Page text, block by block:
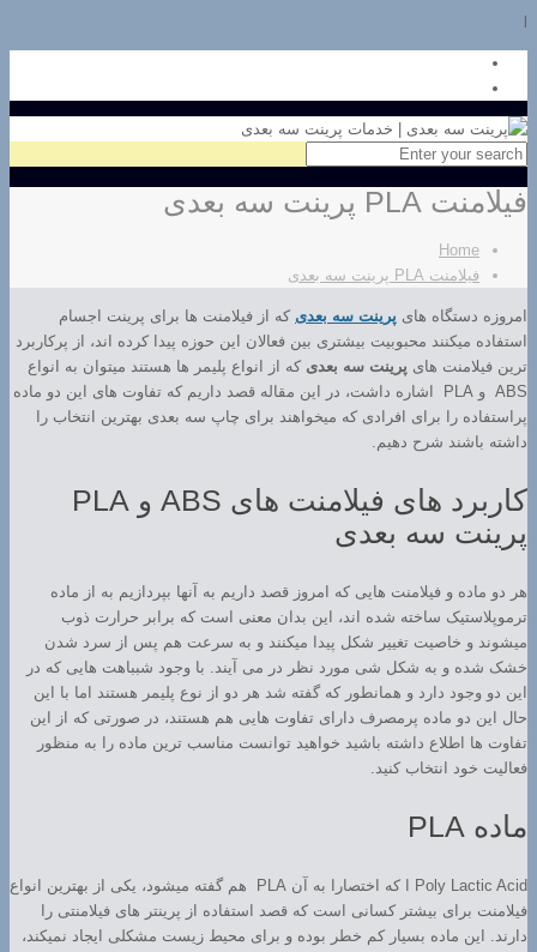
فیلامنت PLA پرینت سه بعدی
Home
فیلامنت PLA پرینت سه بعدی
امروزه دستگاه های پرینت سه بعدی که از فیلامنت ها برای پرینت اجسام
استفاده میکنند محبوبیت بیشتری بین فعالان این حوزه پیدا کرده اند، از پرکاربرد
ترین فیلامنت های پرینت سه بعدی که از انواع پلیمر ها هستند میتوان به انواع
ABS و PLA اشاره داشت، در این مقاله قصد داریم که تفاوت های این دو ماده
پراستفاده را برای افرادی که میخواهند برای چاپ سه بعدی بهترین انتخاب را
داشته باشند شرح دهیم.
کاربرد های فیلامنت های ABS و PLA
پرینت سه بعدی
هر دو ماده و فیلامنت هایی که امروز قصد داریم به آنها بپردازیم به از ماده
ترموپلاستیک ساخته شده اند، این بدان معنی است که برابر حرارت ذوب
میشوند و خاصیت تغییر شکل پیدا میکنند و به سرعت هم پس از سرد شدن
خشک شده و به شکل شی مورد نظر در می آیند. با وجود شبباهت هایی که در
این دو وجود دارد و همانطور که گفته شد هر دو از نوع پلیمر هستند اما با این
حال این دو ماده پرمصرف دارای تفاوت هایی هم هستند، در صورتی که از این
تفاوت ها اطلاع داشته باشید خواهید توانست مناسب ترین ماده را به منظور
فعالیت خود انتخاب کنید.
ماده PLA
Poly Lactic Acid ا که اختصارا به آن PLA هم گفته میشود، یکی از بهترین انواع
فیلامنت برای بیشتر کسانی است که قصد استفاده از پرینتر های فیلامنتی را
دارند. این ماده بسیار کم خطر بوده و برای محیط زیست مشکلی ایجاد نمیکند،